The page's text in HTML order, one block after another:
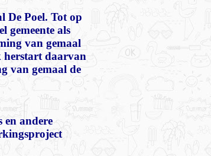
De Poel. Tot op
gemeente als
van gemaal
herstart daarvan
van gemaal de
en andere